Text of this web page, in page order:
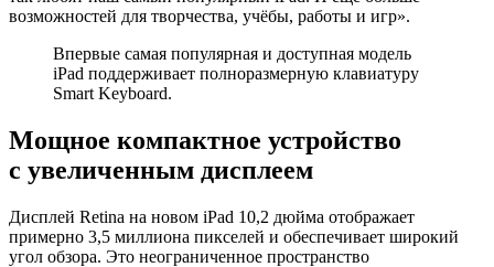
возможностей для творчества, учёбы, работы и игр‎»‎.
Впервые самая популярная и доступная модель
iPad поддерживает полноразмерную клавиатуру
Smart Keyboard.
Мощное компактное устройство
с увеличенным дисплеем
Дисплей Retina на новом iPad 10,2 дюйма отображает
примерно 3,5 миллиона пикселей и обеспечивает широкий
угол обзора. Это неограниченное пространство